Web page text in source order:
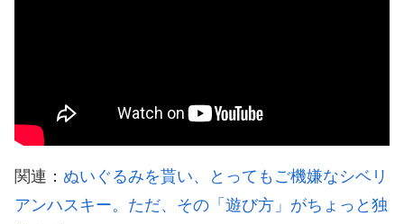
関連： ぬいぐるみを貰い、とってもご機嫌なシベリ
アンハスキー。ただ、その「遊び方」がちょっと独